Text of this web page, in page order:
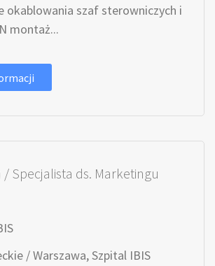
okablowania szaf sterowniczych i
montaż...
Specjalista ds. Marketingu
/ Warszawa, Szpital IBIS